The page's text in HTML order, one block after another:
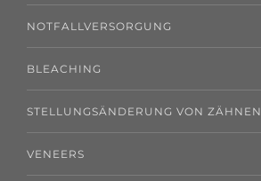
NOTFALLVERSORGUNG
BLEACHING
STELLUNGSÄNDERUNG VON ZÄHNEN
VENEERS